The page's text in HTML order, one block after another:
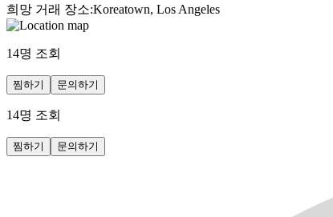
희망 거래 장소:Koreatown, Los Angeles
14명 조회
찜하기 문의하기
14명 조회
찜하기 문의하기